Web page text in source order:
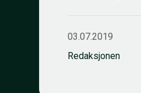
03.07.2019
Redaksjonen